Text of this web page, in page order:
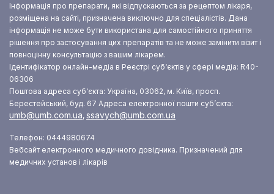
Інформація про препарати, які відпускаються за рецептом лікаря,
розміщена на сайті, призначена виключно для спеціалістів. Дана
інформація не може бути використана для самостійного приняття
рішення про застосування цих препаратів та не може замінити візит і
повноцінну консультацію з вашим лікарем.
Ідентифікатор онлайн-медіа в Реєстрі суб‘єктів у сфері медіа: R40-
06306
Поштова адреса суб‘єкта: Україна, 03062, м. Київ, просп.
Берестейський, буд. 67 Адреса електронної пошти суб’єкта:
umb@umb.com.ua, ssavych@umb.com.ua
Телефон: 0444980674
Вебсайт електронного медичного довідника. Призначений для
медичних установ і лікарів